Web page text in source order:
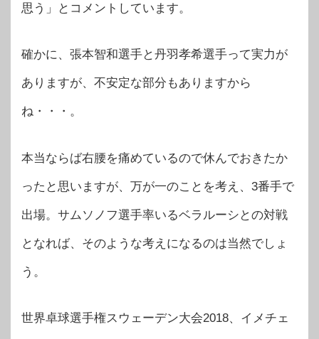
思う」とコメントしています。
確かに、張本智和選手と丹羽孝希選手って実力が
ありますが、不安定な部分もありますから
ね・・・。
本当ならば右腰を痛めているので休んでおきたか
ったと思いますが、万が一のことを考え、3番手で
出場。サムソノフ選手率いるベラルーシとの対戦
となれば、そのような考えになるのは当然でしょ
う。
世界卓球選手権スウェーデン大会2018、イメチェ